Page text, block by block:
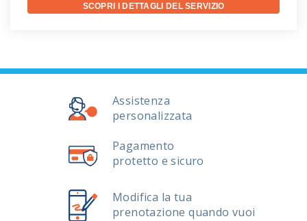
SCOPRI I DETTAGLI DEL SERVIZIO
Assistenza
personalizzata
Pagamento
protetto e sicuro
Modifica la tua
prenotazione quando vuoi